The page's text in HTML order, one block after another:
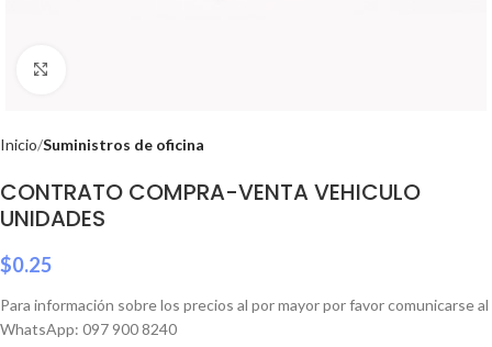
Inicio Suministros de oficina
CONTRATO COMPRA-VENTA VEHICULO
UNIDADES
$0.25
Para información sobre los precios al por mayor por favor comunicarse al
WhatsApp: 097 900 8240